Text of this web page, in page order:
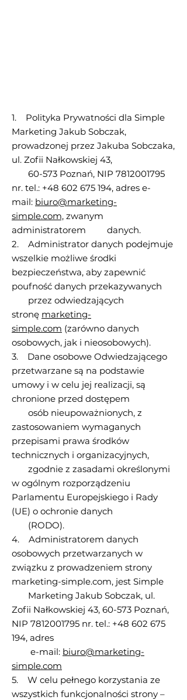
1. Polityka Prywatności dla Simple
Marketing Jakub Sobczak,
prowadzonej przez Jakuba Sobczaka,
ul. Zofii Nałkowskiej 43,
60-573 Poznań, NIP 7812001795
nr. tel.: +48 602 675 194, adres e-
mail: biuro@marketing-
simple.com, zwanym
administratorem danych.
2. Administrator danych podejmuje
wszelkie możliwe środki
bezpieczeństwa, aby zapewnić
poufność danych przekazywanych
przez odwiedzających
stronę marketing-
simple.com (zarówno danych
osobowych, jak i nieosobowych).
3. Dane osobowe Odwiedzającego
przetwarzane są na podstawie
umowy i w celu jej realizacji, są
chronione przed dostępem
osób nieupoważnionych, z
zastosowaniem wymaganych
przepisami prawa środków
technicznych i organizacyjnych,
zgodnie z zasadami określonymi
w ogólnym rozporządzeniu
Parlamentu Europejskiego i Rady
(UE) o ochronie danych
(RODO).
4. Administratorem danych
osobowych przetwarzanych w
związku z prowadzeniem strony
marketing-simple.com, jest Simple
Marketing Jakub Sobczak, ul.
Zofii Nałkowskiej 43, 60-573 Poznań,
NIP 7812001795 nr. tel.: +48 602 675
194, adres
e-mail: biuro@marketing-
simple.com
5. W celu pełnego korzystania ze
wszystkich funkcjonalności strony –